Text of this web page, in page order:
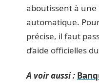
aboutissent à
automatique.
précise, il faut
d’aide officielles
A voir aussi :